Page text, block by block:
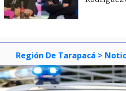
Región De Tarapacá >